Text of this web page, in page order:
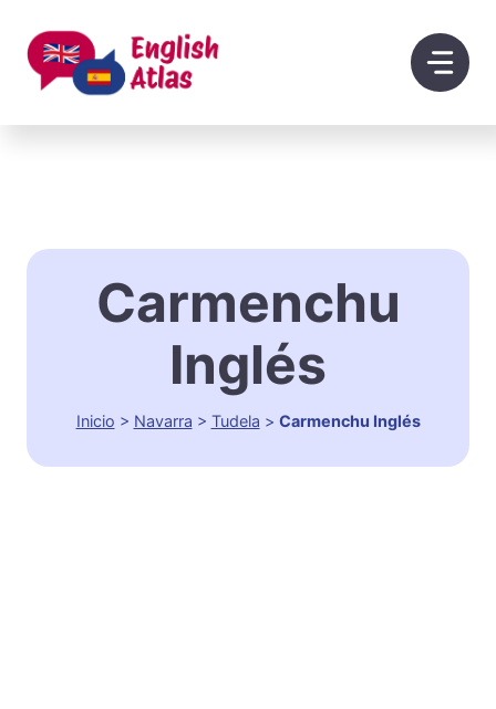
contenido
Carmenchu
Inglés
Inicio > Navarra > Tudela > Carmenchu Inglés